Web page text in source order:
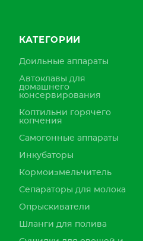
КАТЕГОРИИ
Доильные аппараты
Автоклавы для
домашнего
консервирования
Коптильни горячего
копчения
Самогонные аппараты
Инкубаторы
Кормоизмельчитель
Сепараторы для молока
Опрыскиватели
Шланги для полива